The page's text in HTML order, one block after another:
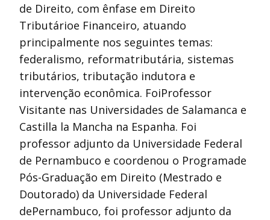
de Direito, com ênfase em Direito
Tributárioe Financeiro, atuando
principalmente nos seguintes temas:
federalismo, reformatributária, sistemas
tributários, tributação indutora e
intervenção econômica. FoiProfessor
Visitante nas Universidades de Salamanca e
Castilla la Mancha na Espanha. Foi
professor adjunto da Universidade Federal
de Pernambuco e coordenou o Programade
Pós-Graduação em Direito (Mestrado e
Doutorado) da Universidade Federal
dePernambuco, foi professor adjunto da